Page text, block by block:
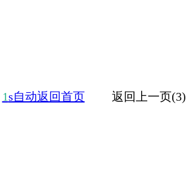
1s自动返回首页 返回上一页(3)